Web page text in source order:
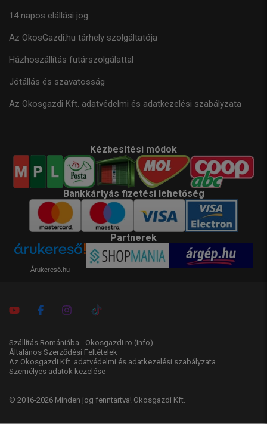
14 napos elállási jog
Az OkosGazdi.hu tárhely szolgáltatója
Házhoszállítás futárszolgálattal
Jótállás és szavatosság
Az Okosgazdi Kft. adatvédelmi és adatkezelési szabályzata
Kézbesítési módok
Bankkártyás fizetési lehetőség
Partnerek
Árukereső.hu
Szállítás Romániába - Okosgazdi.ro (Info)
Általános Szerződési Feltételek
Az Okosgazdi Kft. adatvédelmi és adatkezelési szabályzata
Személyes adatok kezelése
© 2016-2026 Minden jog fenntartva! Okosgazdi Kft.